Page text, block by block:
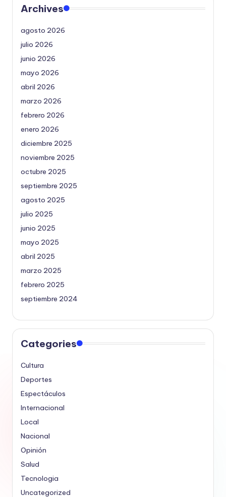
Archives
agosto 2026
julio 2026
junio 2026
mayo 2026
abril 2026
marzo 2026
febrero 2026
enero 2026
diciembre 2025
noviembre 2025
octubre 2025
septiembre 2025
agosto 2025
julio 2025
junio 2025
mayo 2025
abril 2025
marzo 2025
febrero 2025
septiembre 2024
Categories
Cultura
Deportes
Espectáculos
Internacional
Local
Nacional
Opinión
Salud
Tecnologia
Uncategorized